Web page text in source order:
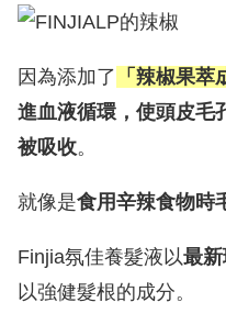
因為添加了 「辣椒果萃
進血液循環，使頭皮毛
被吸收。
就像是食用辛辣食物時
Finjia氛佳養髮液以最
以強健髮根的成分。